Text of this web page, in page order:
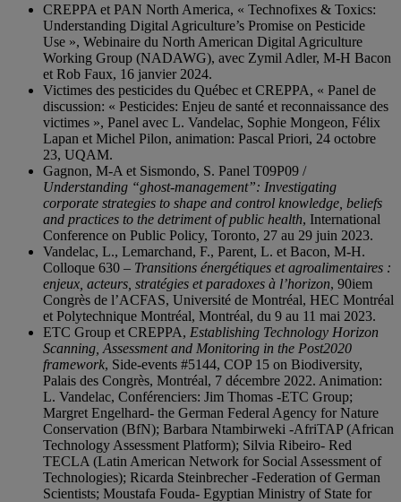
CREPPA et PAN North America, « Technofixes & Toxics:
Understanding Digital Agriculture’s Promise on Pesticide
Use », Webinaire du North American Digital Agriculture
Working Group (NADAWG), avec Zymil Adler, M-H Bacon
et Rob Faux, 16 janvier 2024.
Victimes des pesticides du Québec et CREPPA, « Panel de
discussion: « Pesticides: Enjeu de santé et reconnaissance des
victimes », Panel avec L. Vandelac, Sophie Mongeon, Félix
Lapan et Michel Pilon, animation: Pascal Priori, 24 octobre
23, UQAM.
Gagnon, M-A et Sismondo, S. Panel T09P09 /
Understanding “ghost-management”: Investigating
corporate strategies to shape and control knowledge, beliefs
and practices to the detriment of public health, International
Conference on Public Policy, Toronto, 27 au 29 juin 2023.
Vandelac, L., Lemarchand, F., Parent, L. et Bacon, M-H.
Colloque 630 – Transitions énergétiques et agroalimentaires :
enjeux, acteurs, stratégies et paradoxes à l’horizon, 90iem
Congrès de l’ACFAS, Université de Montréal, HEC Montréal
et Polytechnique Montréal, Montréal, du 9 au 11 mai 2023.
ETC Group et CREPPA, Establishing Technology Horizon
Scanning, Assessment and Monitoring in the Post2020
framework, Side-events #5144, COP 15 on Biodiversity,
Palais des Congrès, Montréal, 7 décembre 2022. Animation:
L. Vandelac, Conférenciers: Jim Thomas -ETC Group;
Margret Engelhard- the German Federal Agency for Nature
Conservation (BfN); Barbara Ntambirweki -AfriTAP (African
Technology Assessment Platform); Silvia Ribeiro- Red
TECLA (Latin American Network for Social Assessment of
Technologies); Ricarda Steinbrecher -Federation of German
Scientists; Moustafa Fouda- Egyptian Ministry of State for